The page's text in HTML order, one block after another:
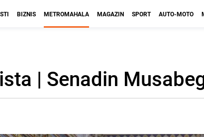
BIZNIS METROMAHALA MAGAZIN SPORT AUTO-MOTO
| Senadin